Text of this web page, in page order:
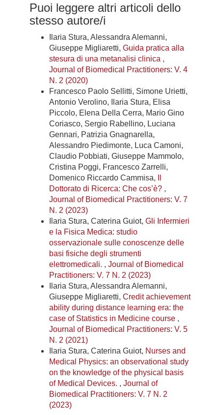
Puoi leggere altri articoli dello
stesso autore/i
Ilaria Stura, Alessandra Alemanni,
Giuseppe Migliaretti, Guida pratica alla
stesura di una metanalisi clinica ,
Journal of Biomedical Practitioners: V. 4
N. 2 (2020)
Francesco Paolo Sellitti, Simone Urietti,
Antonio Verolino, Ilaria Stura, Elisa
Piccolo, Elena Della Cerra, Mario Gino
Coriasco, Sergio Rabellino, Luciana
Gennari, Patrizia Gnagnarella,
Alessandro Piedimonte, Luca Camoni,
Claudio Pobbiati, Giuseppe Mammolo,
Cristina Poggi, Francesco Zarrelli,
Domenico Riccardo Cammisa,
Dottorato di Ricerca: Che cos’è? ,
Journal of Biomedical Practitioners: V. 7
N. 2 (2023)
Ilaria Stura, Caterina Guiot, Gli Infermieri
e la Fisica Medica: studio
osservazionale sulle conoscenze delle
basi fisiche degli strumenti
elettromedicali. , Journal of Biomedical
Practitioners: V. 7 N. 2 (2023)
Ilaria Stura, Alessandra Alemanni,
Giuseppe Migliaretti, Credit achievement
ability during distance learning era: the
case of Statistics in Medicine course ,
Journal of Biomedical Practitioners: V. 5
N. 2 (2021)
Ilaria Stura, Caterina Guiot, Nurses and
Medical Physics: an observational study
on the knowledge of the physical basis
of Medical Devices. , Journal of
Biomedical Practitioners: V. 7 N. 2
(2023)